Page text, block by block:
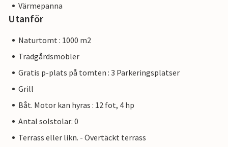
Värmepanna
Utanför
Naturtomt : 1000 m2
Trädgårdsmöbler
Gratis p-plats på tomten : 3 Parkeringsplatser
Grill
Båt. Motor kan hyras : 12 fot, 4 hp
Antal solstolar: 0
Terrass eller likn. - Övertäckt terrass